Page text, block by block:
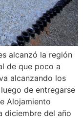
alcanzó la región
de que poco a
alcanzando los
de entregarse
Alojamiento
diciembre del año